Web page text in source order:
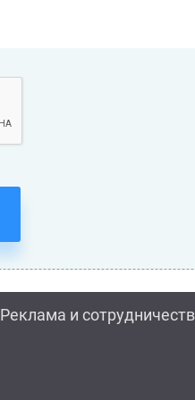
Реклама и